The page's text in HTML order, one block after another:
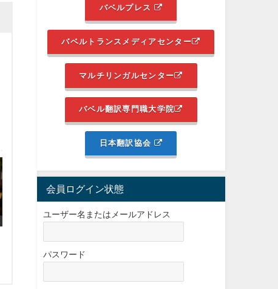
バベルプレス
バベルトランスメディアセンター
マルチリンガルセンター
バベル翻訳専門職大学院
日本翻訳協会
会員ログイン状態
ユーザー名またはメールアドレス
パスワード